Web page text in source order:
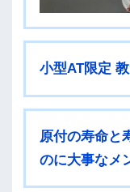
小型AT限定
原付の寿命と
のに大事なメ